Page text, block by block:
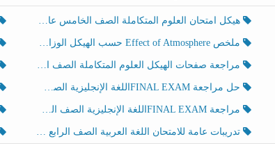
هيكل امتحان العلوم المتكاملة الصف الخامس عام الفصل الدراسي الثالث 2025-2026
ملخص Effect of Atmosphere حسب الهيكل الوزاري العلوم المتكاملة الصف الخامس انسبير الفصل الثالث
مراجعة صفحات الهيكل العلوم المتكاملة الصف الخامس انسبير الفصل الثالث
حل مراجعة FINAL EXAMاللغة الإنجليزية الصف الخامس الفصل الثالث
مراجعة FINAL EXAMاللغة الإنجليزية الصف الخامس الفصل الثالث
تدريبات عامة للامتحان اللغة العربية الصف الرابع الفصل الثالث